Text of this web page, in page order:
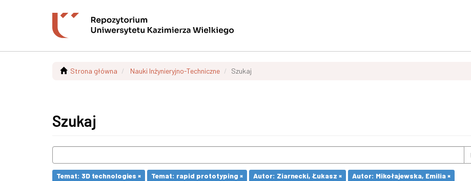
Strona główna Nauki Inżynieryjno-Techniczne Szukaj
Szukaj
Temat: 3D technologies × Temat: rapid prototyping × Autor: Ziarnecki, Łukasz ×
Autor: Mikołajewska, Emilia ×